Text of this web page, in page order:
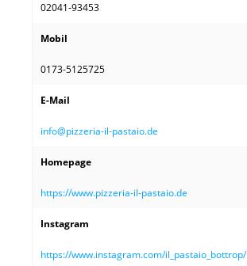
02041-93453
Mobil
0173-5125725
E-Mail
info@pizzeria-il-pastaio.de
Homepage
https://www.pizzeria-il-pastaio.de
Instagram
https://www.instagram.com/il_pastaio_bottrop/